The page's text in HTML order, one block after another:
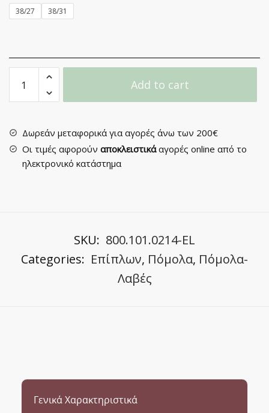
38/27 38/31
Πομολάκι
Επίπλου
No
quantity
Add to cart
Δωρεάν μεταφορικά για αγορές άνω των 200€
Οι τιμές αφορούν αποκλειστικάαγορές online από το
ηλεκτρονικό κατάστημα
SKU: 800.101.0214-EL
Categories: Επίπλων, Πόμολα, Πόμολα-
Λαβές
Γενικά Χαρακτηριστικά